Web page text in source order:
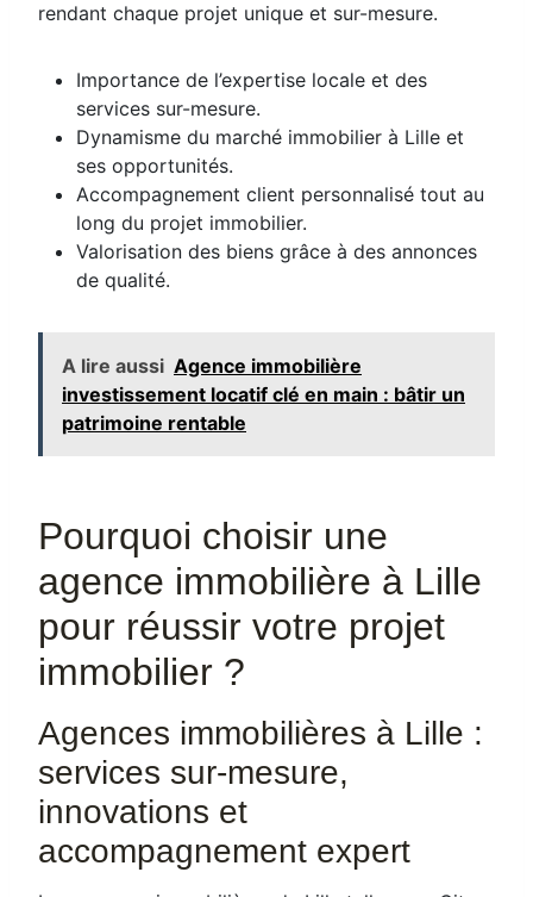
rendant chaque projet unique et sur-mesure.
Importance de l’expertise locale et des
services sur-mesure.
Dynamisme du marché immobilier à Lille et
ses opportunités.
Accompagnement client personnalisé tout au
long du projet immobilier.
Valorisation des biens grâce à des annonces
de qualité.
A lire aussi Agence immobilière
investissement locatif clé en main : bâtir un
patrimoine rentable
Pourquoi choisir une
agence immobilière à Lille
pour réussir votre projet
immobilier ?
Agences immobilières à Lille :
services sur-mesure,
innovations et
accompagnement expert